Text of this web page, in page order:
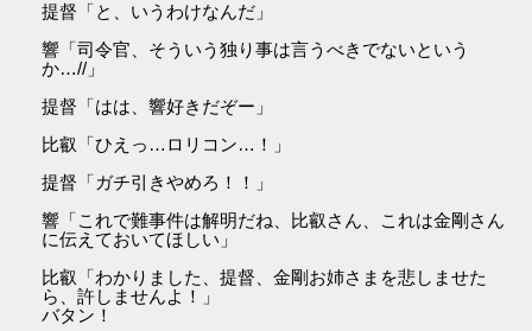
提督「と、いうわけなんだ」
響「司令官、そういう独り事は言うべきでないという
か…//」
提督「はは、響好きだぞー」
比叡「ひえっ…ロリコン…！」
提督「ガチ引きやめろ！！」
響「これで難事件は解明だね、比叡さん、これは金剛さん
に伝えておいてほしい」
比叡「わかりました、提督、金剛お姉さまを悲しませた
ら、許しませんよ！」
バタン！